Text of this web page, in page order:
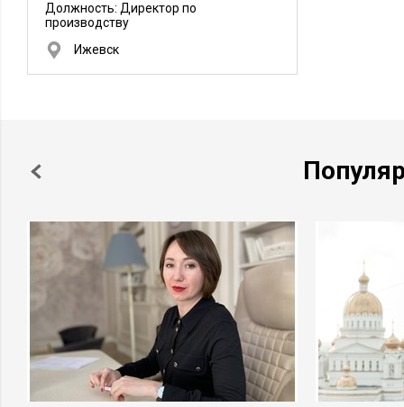
Должность: Директор по
производству
Ижевск